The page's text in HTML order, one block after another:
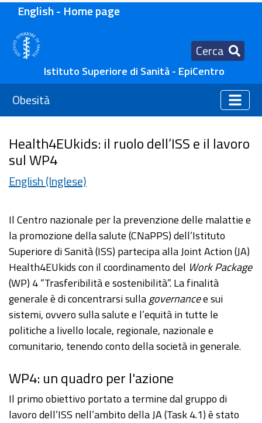
English - Home page
Cerca
Istituto Superiore di Sanità - EpiCentro
Obesità
Health4EUkids: il ruolo dell’ISS e il lavoro
sul WP4
English (Inglese)
Il Centro nazionale per la prevenzione delle malattie e
la promozione della salute (CNaPPS) dell’Istituto
Superiore di Sanità (ISS) partecipa alla Joint Action (JA)
Health4EUkids con il coordinamento del Work Package
(WP) 4 “Trasferibilità e sostenibilità”. La finalità
generale è di concentrarsi sullagovernancee sui
sistemi, ovvero sulla salute e l’equità in tutte le
politiche a livello locale, regionale, nazionale e
comunitario, tenendo conto della società in generale.
WP4: un quadro per l'azione
Il primo obiettivo portato a termine dal gruppo di
lavoro dell’ISS nell’ambito della JA (Task 4.1) è stato